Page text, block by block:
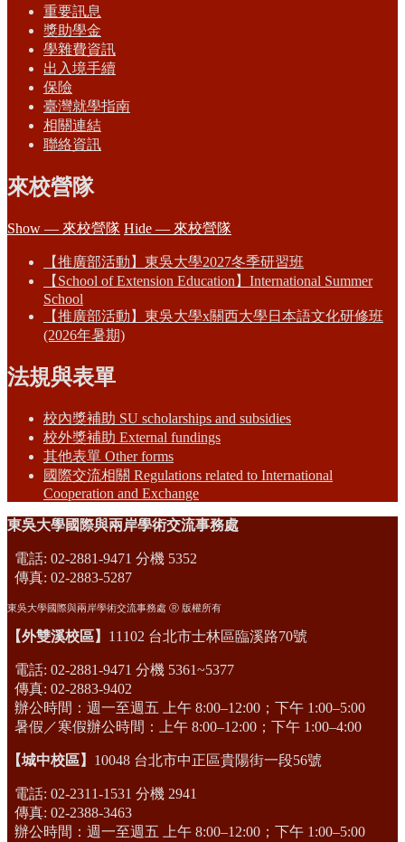
重要訊息
獎助學金
學雜費資訊
出入境手續
保險
臺灣就學指南
相關連結
聯絡資訊
來校營隊
Show — 來校營隊 Hide — 來校營隊
【推廣部活動】東吳大學2027冬季研習班
【School of Extension Education】International Summer
School
【推廣部活動】東吳大學x關西大學日本語文化研修班
(2026年暑期)
法規與表單
校內獎補助 SU scholarships and subsidies
校外獎補助 External fundings
其他表單 Other forms
國際交流相關 Regulations related to International
Cooperation and Exchange
東吳大學國際與兩岸學術交流事務處
電話: 02-2881-9471 分機 5352
傳真: 02-2883-5287
東吳大學國際與兩岸學術交流事務處 Ⓡ 版權所有
【外雙溪校區】 11102 台北市士林區臨溪路70號
電話: 02-2881-9471 分機 5361~5377
傳真: 02-2883-9402
辦公時間：週一至週五 上午 8:00–12:00；下午 1:00–5:00
暑假／寒假辦公時間：上午 8:00–12:00；下午 1:00–4:00
【城中校區】 10048 台北市中正區貴陽街一段56號
電話: 02-2311-1531 分機 2941
傳真: 02-2388-3463
辦公時間：週一至週五 上午 8:00–12:00；下午 1:00–5:00